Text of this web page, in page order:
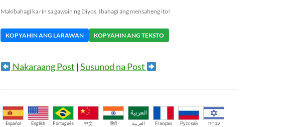
Makibahagi ka rin sa gawain ng Diyos. Ibahagi ang mensaheng ito!
KOPYAHIN ANG LARAWAN KOPYAHIN ANG TEKSTO
Nakaraang Post |Susunod na Post
Español English Português 中文 हिंदी العربية Français Русский עברית